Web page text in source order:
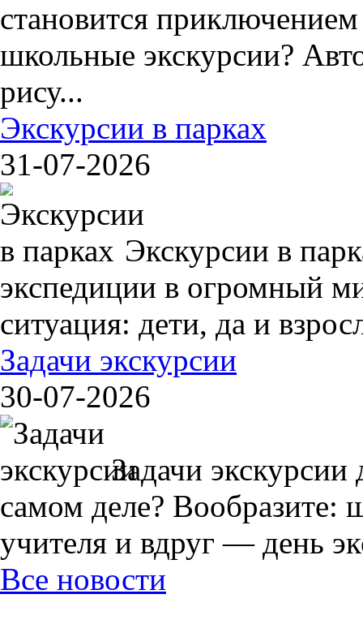
становится
школьные экскурсии?
рису...
Экскурсии в парках
31-07-2026
Экскурсии в
экспедиции в огромный
ситуация: дети, да и
Задачи экскурсии
30-07-2026
Задачи
самом деле? Вообразите:
учителя и вдруг — день
Все новости